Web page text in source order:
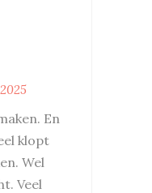
En
klopt
Wel
Veel